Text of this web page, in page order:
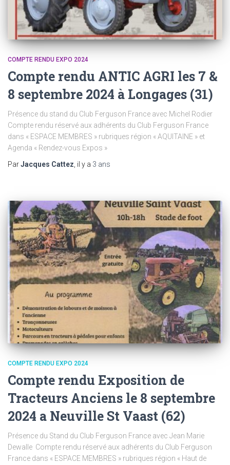
COMPTE RENDU EXPO 2024
Compte rendu ANTIC AGRI les 7 &
8 septembre 2024 à Longages (31)
Présence du stand du Club Ferguson France avec Michel Rodier
Compte rendu réservé aux adhérents du Club Ferguson France
dans « ESPACE MEMBRES » rubriques région « AQUITAINE » et
Agenda « Rendez-vous Expos »
ParJacques Cattez , il y a 3 ans
COMPTE RENDU EXPO 2024
Compte rendu Exposition de
Tracteurs Anciens le 8 septembre
2024 a Neuville St Vaast (62)
Présence du Stand du Club Ferguson France avec Jean Marie
Dewalle Compte rendu réservé aux adhérents du Club Ferguson
France dans « ESPACE MEMBRES » rubriques région « Haut de